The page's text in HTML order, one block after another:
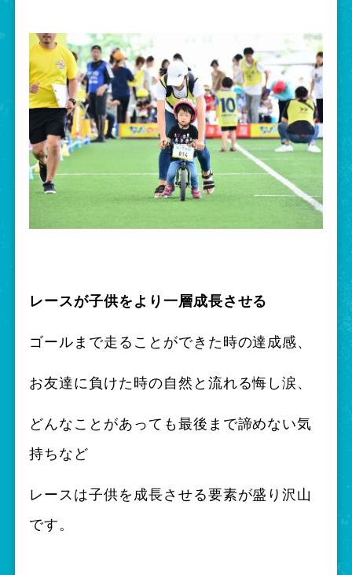
レースが子供をより一層成長させる
ゴールまで走ることができた時の達成感、
お友達に負けた時の自然と流れる悔し涙、
どんなことがあっても最後まで諦めない気
持ちなど
レースは子供を成長させる要素が盛り沢山
です。